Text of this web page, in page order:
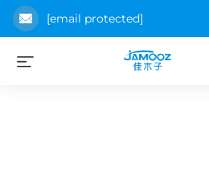
[email protected]